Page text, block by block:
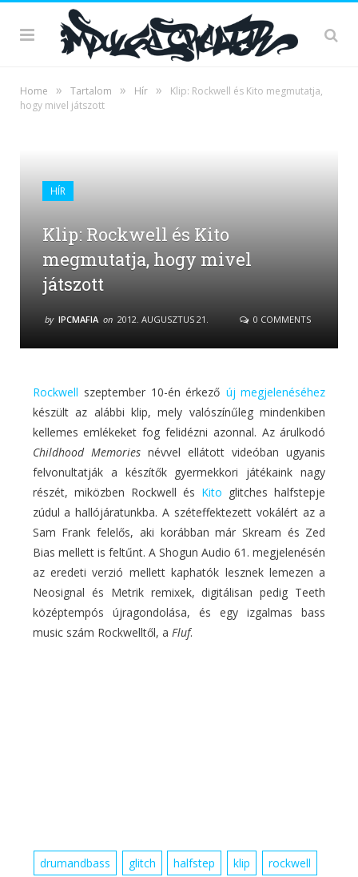
Home » Tartalom » Hír »
Klip: Rockwell és Kito megmutatja,
hogy mivel játszott
HÍR
Klip: Rockwell és Kito
megmutatja, hogy mivel
játszott
by IPCMAFIA on 2012. AUGUSZTUS 21. 0 COMMENTS
Rockwell szeptember 10-én érkező új megjelenéséhez
készült az alábbi klip, mely valószínűleg mindenkiben
kellemes emlékeket fog felidézni azonnal. Az árulkodó
Childhood Memoriesnévvel ellátott videóban ugyanis
felvonultatják a készítők gyermekkori játékaink nagy
részét, miközben Rockwell és Kito glitches halfstepje
zúdul a hallójáratunkba. A széteffektezett vokálért az a
Sam Frank felelős, aki korábban már Skream és Zed
Bias mellett is feltűnt. A Shogun Audio 61. megjelenésén
az eredeti verzió mellett kaphatók lesznek lemezen a
Neosignal és Metrik remixek, digitálisan pedig Teeth
középtempós újragondolása, és egy izgalmas bass
music szám Rockwelltől, a Fluf.
drumandbass glitch halfstep klip
rockwell